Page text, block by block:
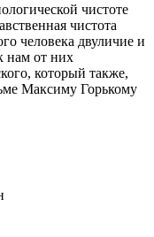
чистоте
чистота
человека двуличие и
нам от них
который также,
Максиму Горькому